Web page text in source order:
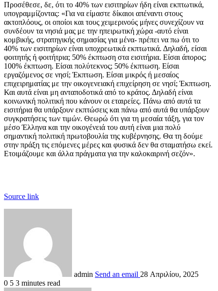
Προσέθεσε, δε, ότι το 40% των εισιτηρίων ήδη είναι εκπτωτικά,
υπογραμμίζοντας: «Για να είμαστε δίκαιοι απέναντι στους
ακτοπλόους, οι οποίοι και τους χειμερινούς μήνες συνεχίζουν να
συνδέουν τα νησιά μας με την ηπειρωτική χώρα -αυτό είναι
κομβικής, στρατηγικής σημασίας για μένα- πρέπει να πω ότι το
40% των εισιτηρίων είναι υποχρεωτικά εκπτωτικά. Δηλαδή, είσαι
φοιτητής ή φοιτήτρια; 50% έκπτωση στα εισιτήρια. Είσαι άπορος;
100% έκπτωση. Είσαι πολύτεκνος; 50% έκπτωση. Είσαι
εργαζόμενος σε νησί; Έκπτωση. Είσαι μικρός ή μεσαίος
επιχειρηματίας με την οικογενειακή επιχείρηση σε νησί; Έκπτωση.
Και αυτά είναι μη ανταποδοτικά από το κράτος. Δηλαδή είναι
κοινωνική πολιτική που κάνουν οι εταιρείες. Πάνω από αυτά τα
εισιτήρια θα υπάρξουν εκπτώσεις και πάνω από αυτά θα υπάρξουν
συγκρατήσεις των τιμών. Θεωρώ ότι για τη μεσαία τάξη, για τον
μέσο Έλληνα και την οικογένειά του αυτή είναι μια πολύ
σημαντική πολιτική πρωτοβουλία της κυβέρνησης. Θα τη δούμε
στην πράξη τις επόμενες μέρες και φυσικά δεν θα σταματήσω εκεί.
Ετοιμάζουμε και άλλα πράγματα για την καλοκαιρινή σεζόν».
Source link
admin Send an email 28 Απριλίου, 2025
0 5 3 minutes read